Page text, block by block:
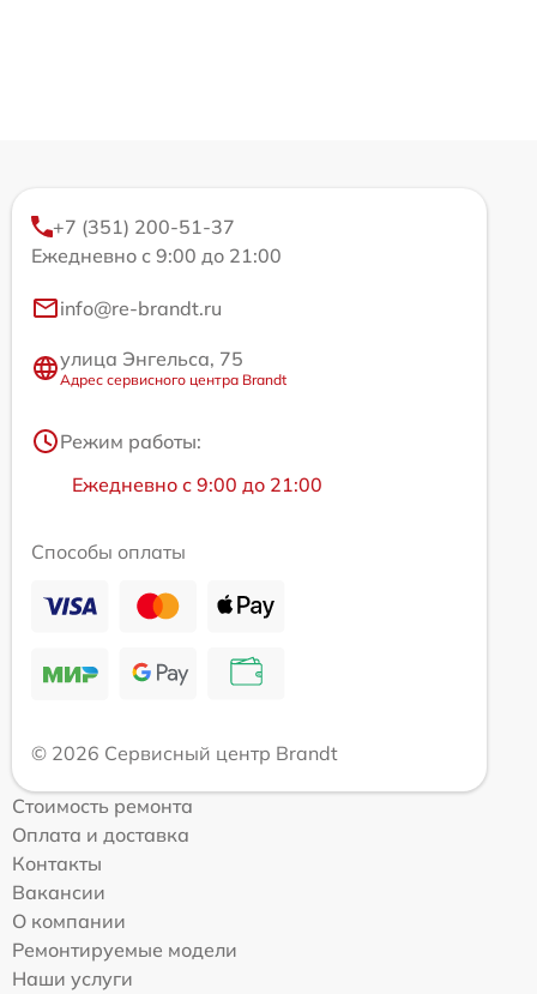
+7 (351) 200-51-37
Ежедневно с 9:00 до 21:00
info@re-brandt.ru
улица Энгельса, 75
Адрес сервисного центра Brandt
Режим работы:
Ежедневно с 9:00 до 21:00
Способы оплаты
© 2026 Сервисный центр Brandt
Стоимость ремонта
Оплата и доставка
Контакты
Вакансии
О компании
Ремонтируемые модели
Наши услуги